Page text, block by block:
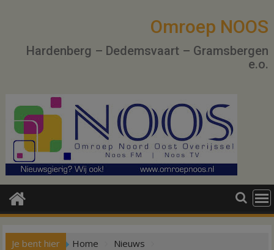
Omroep NOOS
Hardenberg – Dedemsvaart – Gramsbergen
e.o.
Je bent hier Home
Nieuws